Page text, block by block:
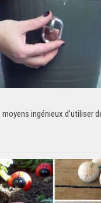
ingénieux d’utiliser